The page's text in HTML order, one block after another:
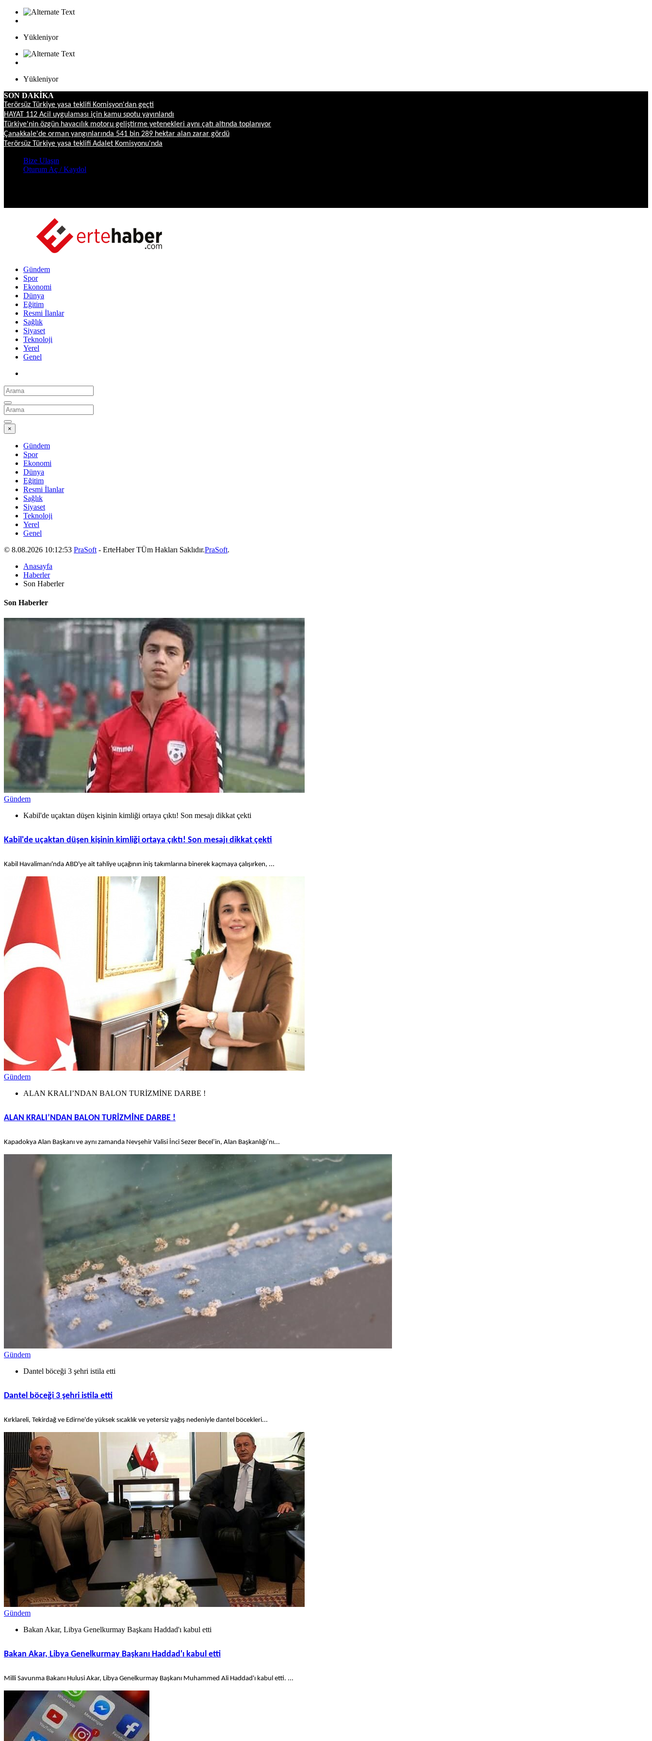
Yükleniyor
Yükleniyor
SON DAKİKA
Terörsüz Türkiye yasa teklifi Komisyon'dan geçti
HAYAT 112 Acil uygulaması için kamu spotu yayınlandı
Türkiye'nin özgün havacılık motoru geliştirme yetenekleri aynı çatı altında toplanıyor
Çanakkale'de orman yangınlarında 541 bin 289 hektar alan zarar gördü
Terörsüz Türkiye yasa teklifi Adalet Komisyonu'nda
Bize Ulaşın
Oturum Aç / Kaydol
Gündem
Spor
Ekonomi
Dünya
Eğitim
Resmi İlanlar
Sağlık
Siyaset
Teknoloji
Yerel
Genel
×
Gündem
Spor
Ekonomi
Dünya
Eğitim
Resmi İlanlar
Sağlık
Siyaset
Teknoloji
Yerel
Genel
© 8.08.2026 10:12:53 PraSoft - ErteHaber TÜm Hakları Saklıdır.PraSoft.
Anasayfa
Haberler
Son Haberler
Son Haberler
Gündem
Kabil'de uçaktan düşen kişinin kimliği ortaya çıktı! Son mesajı dikkat çekti
Kabil'de uçaktan düşen kişinin kimliği ortaya çıktı! Son mesajı dikkat çekti
Kabil Havalimanı'nda ABD'ye ait tahliye uçağının iniş takımlarına binerek kaçmaya çalışırken, ...
Gündem
ALAN KRALI’NDAN BALON TURİZMİNE DARBE !
ALAN KRALI’NDAN BALON TURİZMİNE DARBE !
Kapadokya Alan Başkanı ve aynı zamanda Nevşehir Valisi İnci Sezer Becel’in, Alan Başkanlığı’nı...
Gündem
Dantel böceği 3 şehri istila etti
Dantel böceği 3 şehri istila etti
Kırklareli, Tekirdağ ve Edirne'de yüksek sıcaklık ve yetersiz yağış nedeniyle dantel böcekleri...
Gündem
Bakan Akar, Libya Genelkurmay Başkanı Haddad'ı kabul etti
Bakan Akar, Libya Genelkurmay Başkanı Haddad'ı kabul etti
Milli Savunma Bakanı Hulusi Akar, Libya Genelkurmay Başkanı Muhammed Ali Haddad'ı kabul etti. ...